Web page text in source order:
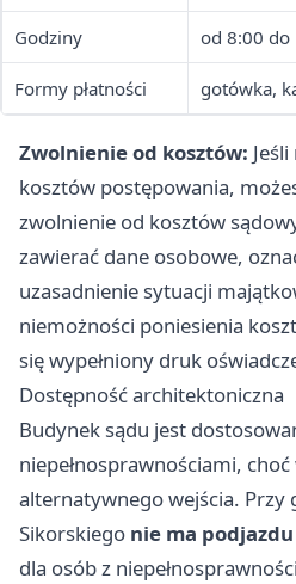
Godziny od 8:00 do
Formy płatności gotówka,
Zwolnienie od kosztów:
kosztów postępowania,
zwolnienie od kosztów
zawierać dane osobowe,
uzasadnienie sytuacji
niemożności poniesienia
się wypełniony druk
Dostępność architektoniczna
Budynek sądu jest
niepełnosprawnościami,
alternatywnego wejścia. Przy
Sikorskiego nie ma
dla osób z